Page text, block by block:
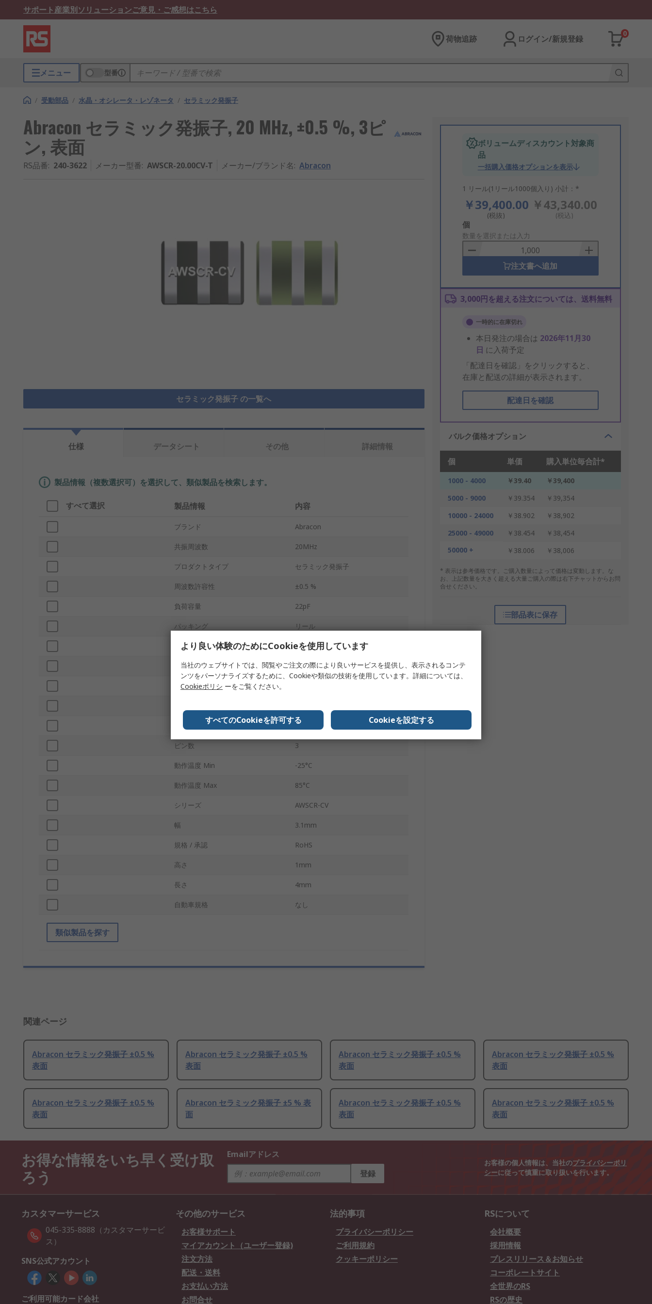
サポート産業別ソリューションご意見・ご感想はこちら
荷物追跡 ログイン/新規登録
0
メニュー 型番
/ 受動部品 / 水晶・オシレータ・レゾネータ / セラミック発振子
Abracon セラミック発振子, 20 MHz, ±0.5 %, 3ピ
ン, 表面
RS品番: 240-3622 メーカー型番: AWSCR-20.00CV-T メーカー/ブランド名: Abracon
セラミック発振子 の一覧へ
ボリュームディスカウント対象商
品
一括購入価格オプションを表示
1 リール(1リール1000個入り) 小計：*
￥39,400.00
(税抜)
￥43,340.00
(税込)
Add
to
Basket
個
数量を選択または入力
注文書へ追加
3,000円を超える注文については、送料無料
一時的に在庫切れ
本日発注の場合は 2026年11月30
日 に入荷予定
「配達日を確認」をクリックすると、
在庫と配送の詳細が表示されます。
配達日を確認
バルク価格オプション
個 単価 購入単位毎合計*
1000 - 4000 ￥39.40
￥39,400
5000 - 9000
￥39.354
￥39,354
10000 - 24000
￥38.902
￥38,902
25000 - 49000
￥38.454
￥38,454
50000 +
￥38.006 ￥38,006
* 表示は参考価格です。ご購入数量によって価格は変動します。な
お、上記数量を大きく超える大量ご購入の際は右下チャットからお問
合せください。
部品表に保存
仕様 データシート その他 詳細情報
製品情報（複数選択可）を選択して、類似製品を検索します。
すべて選択 製品情報 内容
ブランド Abracon
共振周波数 20MHz
プロダクトタイプ セラミック発振子
周波数許容性 ±0.5 %
負荷容量 22pF
パッキング リール
共振抵抗 40Ω
周波数エージング -0.3 to 0.3 %
周波数偏差
パッケージ型式 表面実装
ピン数 3
動作温度 Min -25°C
動作温度 Max 85°C
シリーズ AWSCR-CV
幅 3.1mm
規格 / 承認 RoHS
高さ 1mm
長さ 4mm
自動車規格 なし
類似製品を探す
関連ページ
Abracon セラミック発振子 ±0.5 %
表面
Abracon セラミック発振子 ±0.5 %
表面
Abracon セラミック発振子 ±0.5 %
表面
Abracon セラミック発振子 ±0.5 %
表面
Abracon セラミック発振子 ±0.5 %
表面
Abracon セラミック発振子 ±5 % 表
面
Abracon セラミック発振子 ±0.5 %
表面
Abracon セラミック発振子 ±0.5 %
表面
お得な情報をいち早く受け取
ろう
Emailアドレス
登録
お客様の個人情報は、当社のプライバシーポリ
シーに従って慎重に取り扱いを行います。
カスタマーサービス
045-335-8888（カスタマーサービ
ス）
SNS公式アカウント
ご利用可能カード会社
その他のサービス
お客様サポート
マイアカウント（ユーザー登録)
注文方法
配送・送料
お支払い方法
お問合せ
法的事項
プライバシーポリシー
ご利用規約
クッキーポリシー
RSについて
会社概要
採用情報
プレスリリース＆お知らせ
コーポレートサイト
全世界のRS
RSの歴史
より良い体験のためにCookieを使用しています
当社のウェブサイトでは、閲覧やご注文の際により良いサービスを提供し、表示されるコンテ
ンツをパーソナライズするために、Cookieや類似の技術を使用しています。詳細については、
Cookieポリシ ーをご覧ください。
すべてのCookieを許可する Cookieを設定する